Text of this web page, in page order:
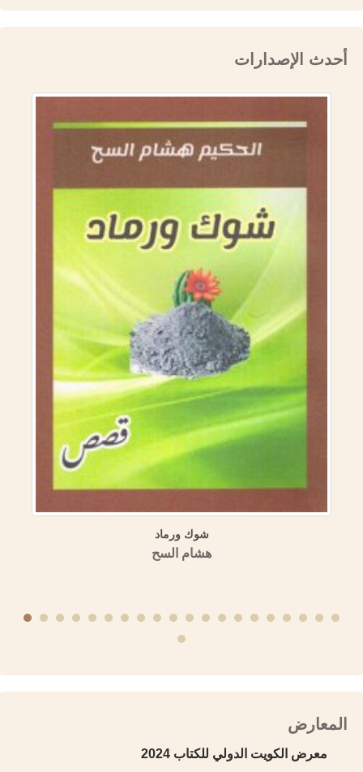
أحدث الإصدارات
شوك ورماد
هشام السح
المعارض
معرض الكويت الدولي للكتاب 2024